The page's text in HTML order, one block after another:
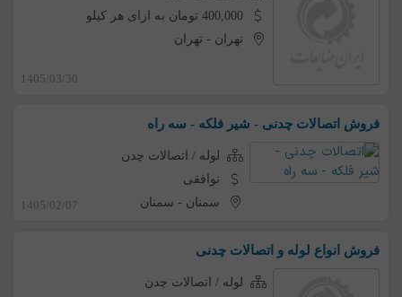
400,000 تومان به ازای هر کیلو
تهران - تهران
1405/03/30
فروش اتصالات چدنی - شیر فلکه - سه راه
لوله / اتصالات چدن
توافقی
سمنان - سمنان 1405/02/07
فروش انواع لوله و اتصالات چدنی
لوله / اتصالات چدن